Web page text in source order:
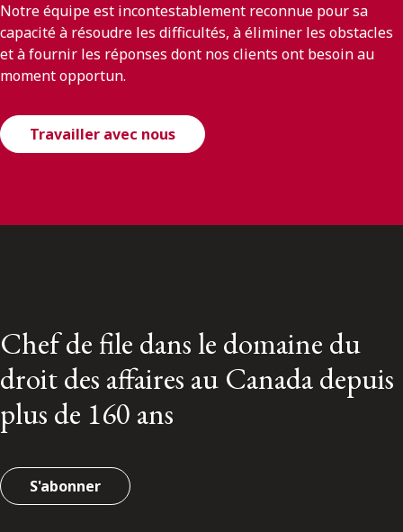
Notre équipe est incontestablement reconnue pour sa
capacité à résoudre les difficultés, à éliminer les obstacles
et à fournir les réponses dont nos clients ont besoin au
moment opportun.
Travailler avec nous
Chef de file dans le domaine du
droit des affaires au Canada depuis
plus de 160 ans
S'abonner